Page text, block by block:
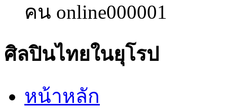
คน online000001
ศิลปินไทยในยุโรป
หน้าหลัก